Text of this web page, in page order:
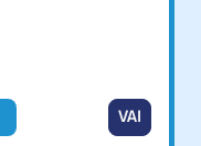
VAI